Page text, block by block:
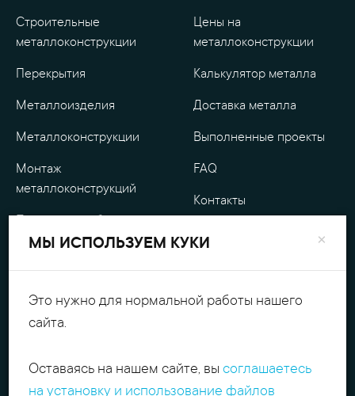
Строительные
металлоконструкции
Перекрытия
Металлоизделия
Металлоконструкции
Монтаж
металлоконструкций
Уличные
металлоизделия
Обработка металла
Цены на
металлоконструкции
Калькулятор металла
Доставка металла
Выполненные проекты
FAQ
Контакты
Оплата
×
МЫ ИСПОЛЬЗУЕМ КУКИ
Это нужно для нормальной работы нашего
сайта.
Оставаясь на нашем сайте, вы соглашаетесь
на установку и использование файлов